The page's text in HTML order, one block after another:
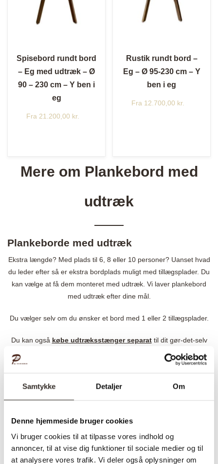
Samtykke Detaljer Om
Denne hjemmeside bruger cookies
Vi bruger cookies til at tilpasse vores indhold og
annoncer, til at vise dig funktioner til sociale medier og til
at analysere vores trafik. Vi deler også oplysninger om
Spisebord rundt bord
– Eg med udtræk – Ø
90 – 230 cm – Y ben i
eg
Fra 21.200,00 kr.
Rustik rundt bord –
Eg – Ø 95-230 cm – Y
ben i eg
Fra 12.700,00 kr.
Mere om Plankebord med
udtræk
Plankeborde med udtræk
Ekstra længde? Med plads til 6, 8 eller 10 personer? Uanset hvad
du leder efter så er ekstra bordplads muligt med tillægsplader. Du
kan vælge at få dem monteret med udtræk. Vi laver plankebord
med udtræk efter dine mål.
Du vælger selv om du ønsker et bord med 1 eller 2 tillægsplader.
Du kan også købe udtræksstænger separattil dit gør-det-selv
Plankeborde på mål
Vi laver plankeborde på mål og her er det muligt at designe og
Dit speciallavet bord bliver lavet i højeste kvalitet. Vi sørger for at
træet er tørt og perfekt til møbelhåndværk.